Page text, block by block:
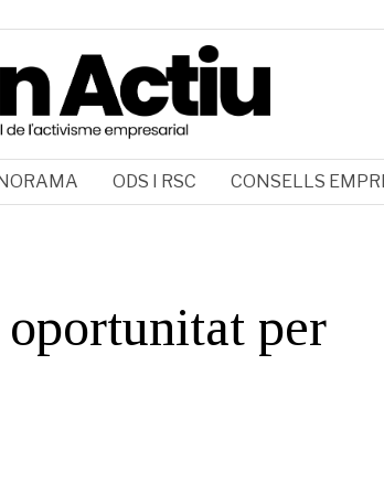
ODS I RSC CONSELLS
oportunitat per